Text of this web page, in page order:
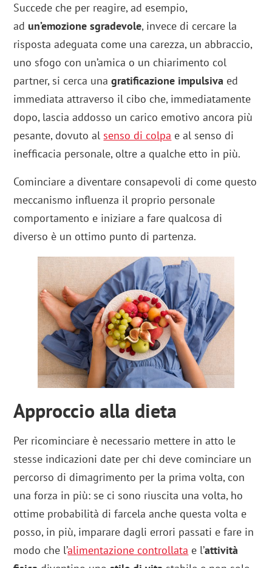
Succede che per reagire, ad esempio,
ad un’emozione sgradevole, invece di cercare la
risposta adeguata come una carezza, un abbraccio,
uno sfogo con un’amica o un chiarimento col
partner, si cerca unagratificazione impulsiva ed
immediata attraverso il cibo che, immediatamente
dopo, lascia addosso un carico emotivo ancora più
pesante, dovuto al senso di colpa e al senso di
inefficacia personale, oltre a qualche etto in più.
Cominciare a diventare consapevoli di come questo
meccanismo influenza il proprio personale
comportamento e iniziare a fare qualcosa di
diverso è un ottimo punto di partenza.
Approccio alla dieta
Per ricominciare è necessario mettere in atto le
stesse indicazioni date per chi deve cominciare un
percorso di dimagrimento per la prima volta, con
una forza in più: se ci sono riuscita una volta, ho
ottime probabilità di farcela anche questa volta e
posso, in più, imparare dagli errori passati e fare in
modo che l’alimentazione controllata e l’attività